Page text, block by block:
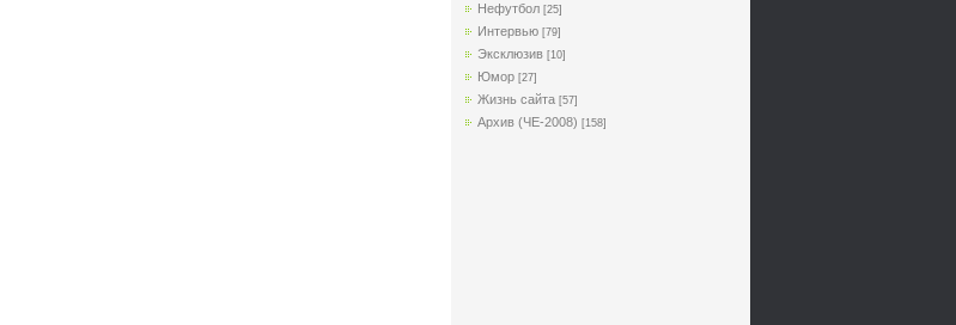
Нефутбол [25]
Интервью [79]
Эксклюзив [10]
Юмор [27]
Жизнь сайта [57]
Архив (ЧЕ-2008) [158]